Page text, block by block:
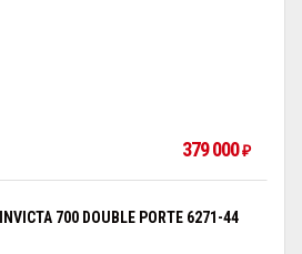
379 000 ₽
700 DOUBLE PORTE 6271-44